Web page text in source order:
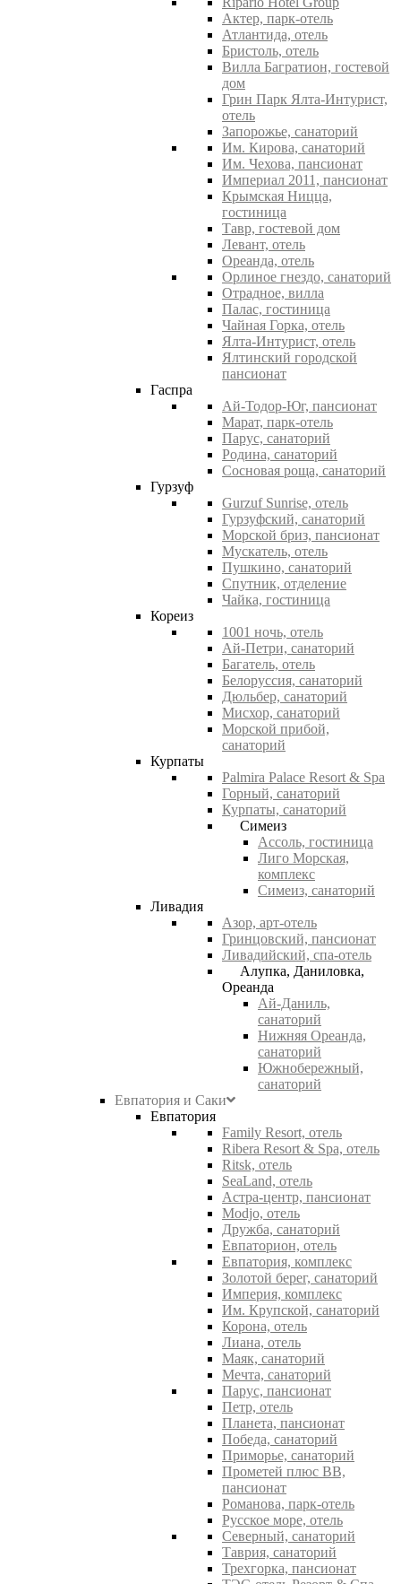
Актер, парк-отель
Атлантида, отель
Бристоль, отель
Вилла Багратион, гостевой
дом
Грин Парк Ялта-Интурист,
отель
Запорожье, санаторий
Им. Кирова, санаторий
Им. Чехова, пансионат
Империал 2011, пансионат
Крымская Ницца,
гостиница
Тавр, гостевой дом
Левант, отель
Ореанда, отель
Орлиное гнездо, санаторий
Отрадное, вилла
Палас, гостиница
Чайная Горка, отель
Ялта-Интурист, отель
Ялтинский городской
пансионат
Гаспра
Ай-Тодор-Юг, пансионат
Марат, парк-отель
Парус, санаторий
Родина, санаторий
Сосновая роща, санаторий
Гурзуф
Gurzuf Sunrise, отель
Гурзуфский, санаторий
Морской бриз, пансионат
Мускатель, отель
Пушкино, санаторий
Спутник, отделение
Чайка, гостиница
Кореиз
1001 ночь, отель
Ай-Петри, санаторий
Багатель, отель
Белоруссия, санаторий
Дюльбер, санаторий
Мисхор, санаторий
Морской прибой,
санаторий
Курпаты
Palmira Palace Resort & Spa
Горный, санаторий
Курпаты, санаторий
Симеиз
Ассоль, гостиница
Лиго Морская,
комплекс
Симеиз, санаторий
Ливадия
Азор, арт-отель
Гринцовский, пансионат
Ливадийский, спа-отель
Алупка, Даниловка,
Ореанда
Ай-Даниль,
санаторий
Нижняя Ореанда,
санаторий
Южнобережный,
санаторий
Евпатория и Саки
Евпатория
Family Resort, отель
Ribera Resort & Spa, отель
Ritsk, отель
SeaLand, отель
Астра-центр, пансионат
Modjo, отель
Дружба, санаторий
Евпаторион, отель
Евпатория, комплекс
Золотой берег, санаторий
Империя, комплекс
Им. Крупской, санаторий
Корона, отель
Лиана, отель
Маяк, санаторий
Мечта, санаторий
Парус, пансионат
Петр, отель
Планета, пансионат
Победа, санаторий
Приморье, санаторий
Прометей плюс ВВ,
пансионат
Романова, парк-отель
Русское море, отель
Северный, санаторий
Таврия, санаторий
Трехгорка, пансионат